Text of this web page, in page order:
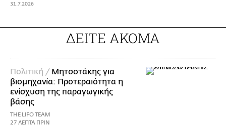
31.7.2026
ΔΕΙΤΕ ΑΚΟΜΑ
Πολιτική / Μητσοτάκης για
βιομηχανία: Προτεραιότητα η
ενίσχυση της παραγωγικής
βάσης
THE LIFO TEAM
27 ΛΕΠΤΑ ΠΡΙΝ